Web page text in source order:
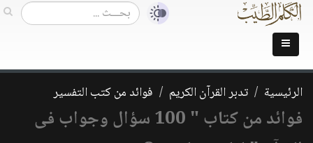
الرئيسية تدبر القرآن الكريم فوائد من كتب التفسير
فوائد من كتاب " 100 سؤال وجواب فى